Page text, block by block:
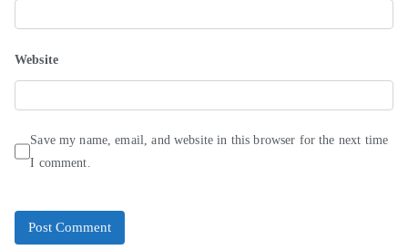
Website
Save my name, email, and website in this browser for the next time
I comment.